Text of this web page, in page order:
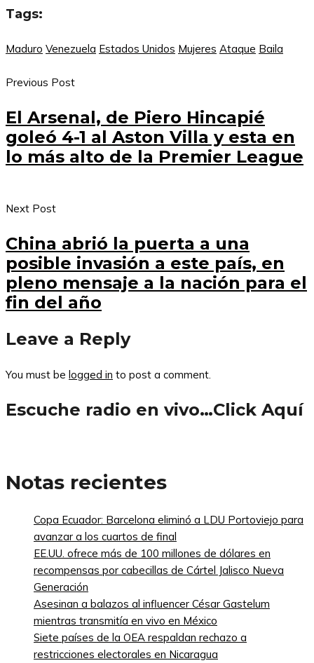
Tags:
Maduro Venezuela Estados Unidos Mujeres Ataque Baila
Previous Post
El Arsenal, de Piero Hincapié
goleó 4-1 al Aston Villa y esta en
lo más alto de la Premier League
Next Post
China abrió la puerta a una
posible invasión a este país, en
pleno mensaje a la nación para el
fin del año
Leave a Reply
You must be logged in to post a comment.
Escuche radio en vivo…Click Aquí
Notas recientes
Copa Ecuador: Barcelona eliminó a LDU Portoviejo para
avanzar a los cuartos de final
EE.UU. ofrece más de 100 millones de dólares en
recompensas por cabecillas de Cártel Jalisco Nueva
Generación
Asesinan a balazos al influencer César Gastelum
mientras transmitía en vivo en México
Siete países de la OEA respaldan rechazo a
restricciones electorales en Nicaragua